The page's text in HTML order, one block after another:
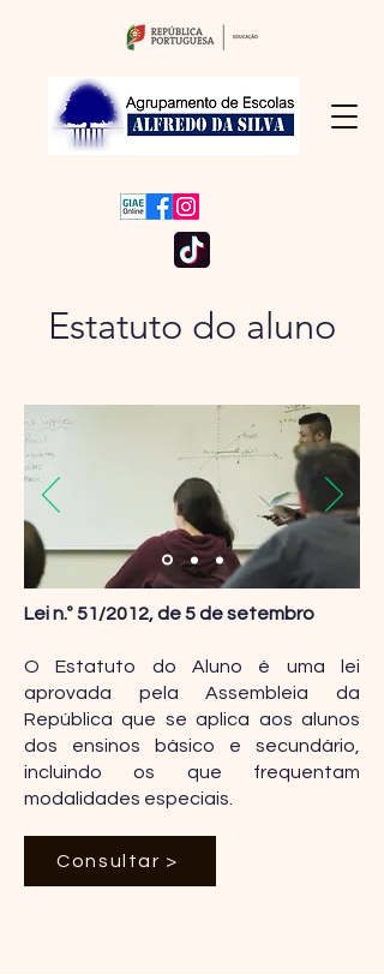
Estatuto do aluno
Lei n.º 51/2012, de 5 de setembro
O Estatuto do Aluno é uma lei
aprovada pela Assembleia da
República que se aplica aos alunos
dos ensinos básico e secundário,
incluindo os que frequentam
modalidades especiais.
Consultar >